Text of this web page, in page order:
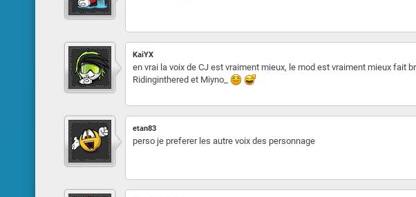
KaiYX
en vrai la voix de CJ est vraiment mieux, le mod est vraiment mieux fait
Ridinginthered et Miyno_
etan83
perso je preferer les autre voix des personnage